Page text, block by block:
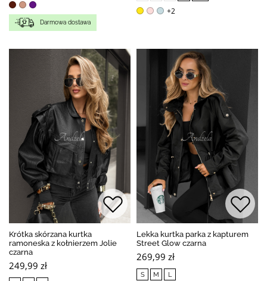
Darmowa dostawa
+2
Krótka skórzana kurtka
ramoneska z kołnierzem Jolie
czarna
249,99 zł
Lekka kurtka parka z kapturem
Street Glow czarna
269,99 zł
S M L